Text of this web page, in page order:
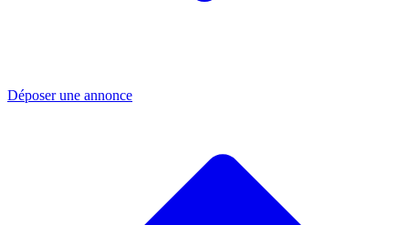
Déposer une annonce